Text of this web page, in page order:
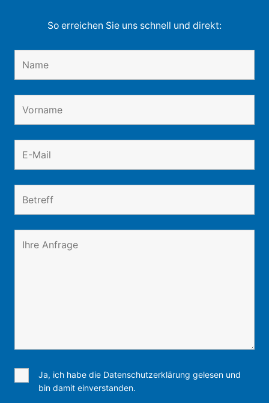
So erreichen Sie uns schnell und direkt:
Ja, ich habe die Datenschutzerklärung gelesen und
bin damit einverstanden.